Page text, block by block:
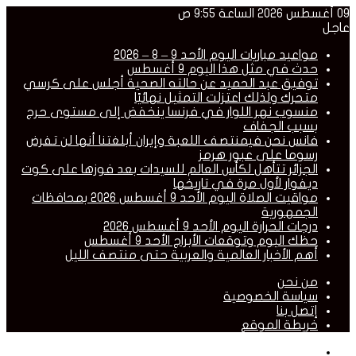
09 أغسطس 2026 الساعة 9:55 ص
عاجل
مواعيد مباريات اليوم الأحد 9 – 8 – 2026
حدث في مثل هذا اليوم 9 أغسطس
توفيق عبد الحميد عن حالته الصحية أجلس على كرسي
متحرك ولذلك اعتزلت التمثيل نهائيًا
منسوب نهر اللوار في فرنسا ينخفض إلى مستوى حرج
بسبب الجفاف
فانس نحن فيمنتصف اللعبة وإيران أبلغتنا أنها لن تفرض
رسوما على عبور هرمز
الجزائر تتأهل لكأس العالم للسيدات بعد فوزها على كوت
ديفوار لأول مرة في تاريخها
مواقيت الصلاة اليوم الأحد 9 أغسطس 2026 بمحافظات
الجمهورية
درجات الحرارة اليوم الأحد 9 أغسطس 2026
حظك اليوم وتوقعات الأبراج الأحد 9 أغسطس
أهم الأخبار العالمية والعربية حتى منتصف الليل
من نحن
سياسة الخصوصية
إتصل بنا
خريطة الموقع